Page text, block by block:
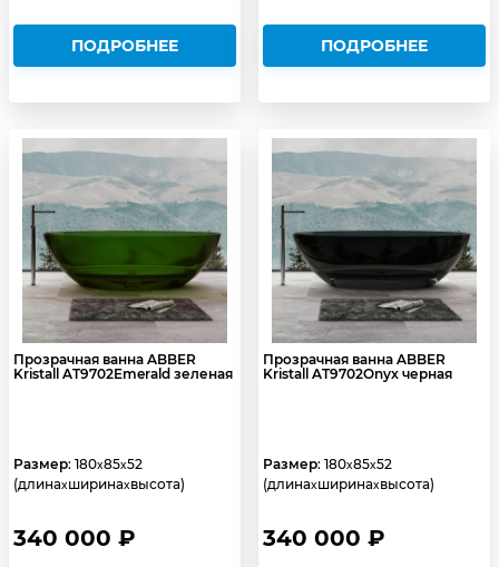
ПОДРОБНЕЕ ПОДРОБНЕЕ
Прозрачная ванна ABBER
Kristall AT9702Emerald зеленая
Размер: 180x85x52
(длинаxширинаxвысота)
340 000 ₽
Прозрачная ванна ABBER
Kristall AT9702Onyx черная
Размер: 180x85x52
(длинаxширинаxвысота)
340 000 ₽